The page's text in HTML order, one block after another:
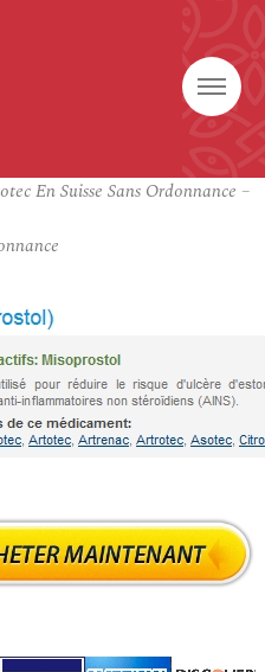
En Suisse Sans Ordonnance –